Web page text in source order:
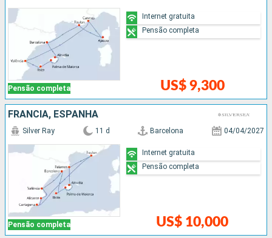
Pensão completa US$ 9,300
Internet gratuita
Pensão completa
FRANCIA, ESPANHA
Pensão completa
Silver Ray 11 d Barcelona 04/04/2027
US$ 10,000
Internet gratuita
Pensão completa